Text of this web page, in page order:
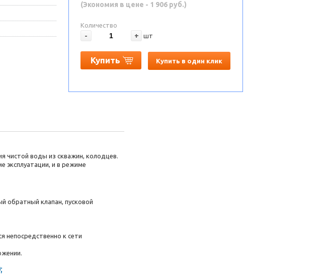
(Экономия в цене - 1 906 руб.)
Количество
- + шт
Купить Купить в один клик
чистой воды из скважин, колодцев.
эксплуатации, и в режиме
обратный клапан, пусковой
непосредственно к сети